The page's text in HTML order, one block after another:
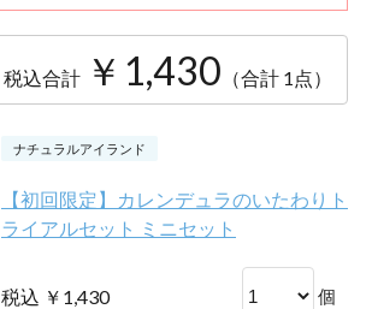
税込合計 ￥1,430 （合計 1点）
ナチュラルアイランド
【初回限定】カレンデュラのいたわりト
ライアルセット ミニセット
税込 ￥1,430 個